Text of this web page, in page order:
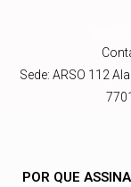
Sede: ARSO 112
POR QUE